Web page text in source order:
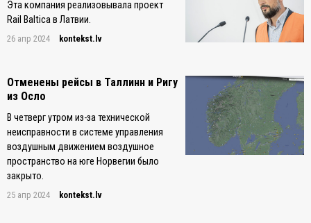
Эта компания реализовывала проект
Rail Baltica в Латвии.
26 апр 2024 kontekst.lv
Отменены рейсы в Таллинн и Ригу
из Осло
В четверг утром из-за технической
неисправности в системе управления
воздушным движением воздушное
пространство на юге Норвегии было
закрыто.
25 апр 2024 kontekst.lv